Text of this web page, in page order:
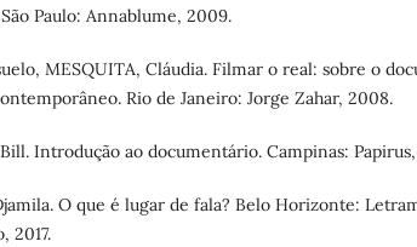
Paulo: Annablume, 2009.
MESQUITA, Cláudia. Filmar o real: sobre o
Rio de Janeiro: Jorge Zahar, 2008.
Introdução ao documentário. Campinas:
O que é lugar de fala? Belo Horizonte:
2017.